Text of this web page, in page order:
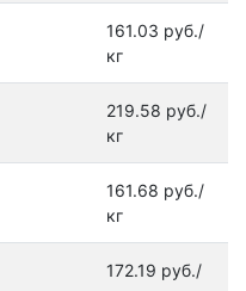
161.03 руб./
кг
219.58 руб./
кг
161.68 руб./
кг
172.19 руб./